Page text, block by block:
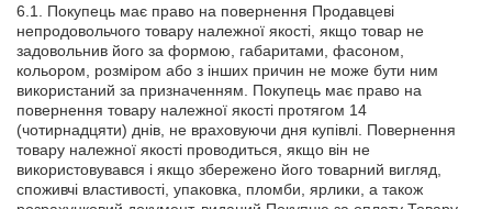
6.1. Покупець має право на повернення Продавцеві
непродовольчого товару належної якості, якщо товар не
задовольнив його за формою, габаритами, фасоном,
кольором, розміром або з інших причин не може бути ним
використаний за призначенням. Покупець має право на
повернення товару належної якості протягом 14
(чотирнадцяти) днів, не враховуючи дня купівлі. Повернення
товару належної якості проводиться, якщо він не
використовувався і якщо збережено його товарний вигляд,
споживчі властивості, упаковка, пломби, ярлики, а також